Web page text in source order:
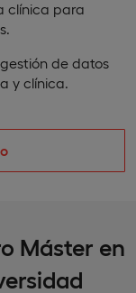
clínica para
de datos
y clínica.
Máster en